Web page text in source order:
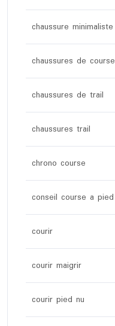
chaussure minimaliste
chaussures de course
chaussures de trail
chaussures trail
chrono course
conseil course a pied
courir
courir maigrir
courir pied nu